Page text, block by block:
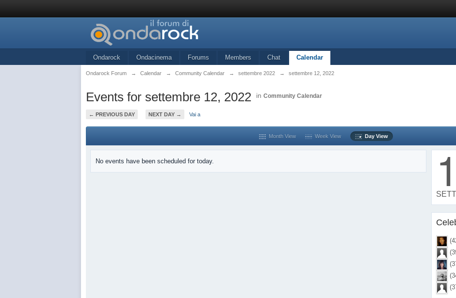
Ondarock Ondacinema Forums Members Chat Calendar
Ondarock Forum → Calendar → Community Calendar → settembre 2022 → settembre 12, 2022
Events for settembre 12, 2022 in Community Calendar
← PREVIOUS DAY NEXT DAY → Vai a
Month View Week View Day View
No events have been scheduled for today.